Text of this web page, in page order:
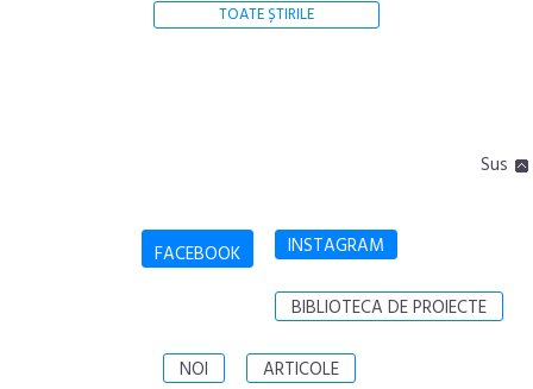
TOATE ȘTIRILE
Sus
FACEBOOK INSTAGRAM
BIBLIOTECA DE PROIECTE
NOI ARTICOLE